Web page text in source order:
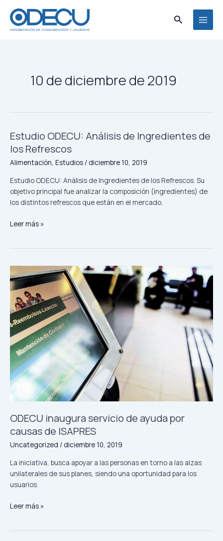
contenido
Buscar
10 de diciembre de 2019
Estudio ODECU: Análisis de Ingredientes de
los Refrescos
Alimentación Estudios / diciembre 10, 2019
Estudio ODECU: Análisis de Ingredientes de los Refrescos. Su
objetivo principal fue analizar la composición (ingredientes) de
los distintos refrescos que están en el mercado.
Estudio
ODECU:
de
Ingredientes
de
los
Leer más »
ODECU inaugura servicio de ayuda por
causas de ISAPRES
Uncategorized / diciembre 10, 2019
La iniciativa, busca apoyar a las personas en torno a las alzas
unilaterales de sus planes, siendo una oportunidad para los
usuarios.
ODECU
inaugura
servicio
de
ayuda
por
causas
de
ISAPRES
Leer más »